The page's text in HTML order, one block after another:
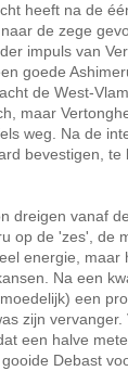
heeft na de
de zege
impuls van
goede
de West-
maar
weg. Na de
bevestigen, te
dreigen vanaf
op de 'zes', de
energie, maar
Na een
een
zijn
een halve
Debast